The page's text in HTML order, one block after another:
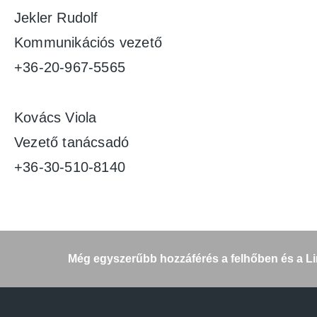
Jekler Rudolf
Kommunikációs vezető
+36-20-967-5565
Kovács Viola
Vezető tanácsadó
+36-30-510-8140